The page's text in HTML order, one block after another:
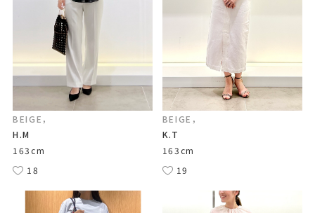
BEIGE，
H.M
163cm
18
BEIGE，
K.T
163cm
19